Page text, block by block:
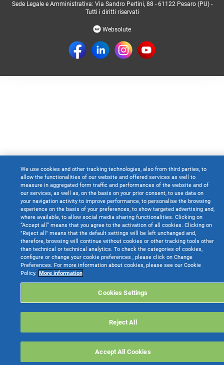
Sede Legale e Amministrativa: Via Sandro Pertini, 88 - 61122 Pesaro (PU) -
Tutti i diritti riservati
Websolute
We use cookies and other tracking technologies, also from third parties, to
allow the functionalities of our website and offered services as well to
measure in aggregated form traffic and performances of the website and of
our services, as well as, on the basis on your prior consent, to use data on
your navigation activity to improve performance, to personalise the browsing
experience on the basis of your preferences, to show targeted advertising and,
where available, to allow social media sharing functionalities. Clicking on
“Accept all” means that you agree to the activation of all cookies. Clicking on
"Reject all" means that the default settings will be left unchanged and,
therefore, browsing will continue without cookies or other tracking tools other
than technical or technical analytics. To check the categories of cookies,
configure or change your cookie preferences , please click on Change
Preferences. For more information about cookies, please see our Cookie
Policy. More information
Cookies Settings
Reject All
Accept All Cookies